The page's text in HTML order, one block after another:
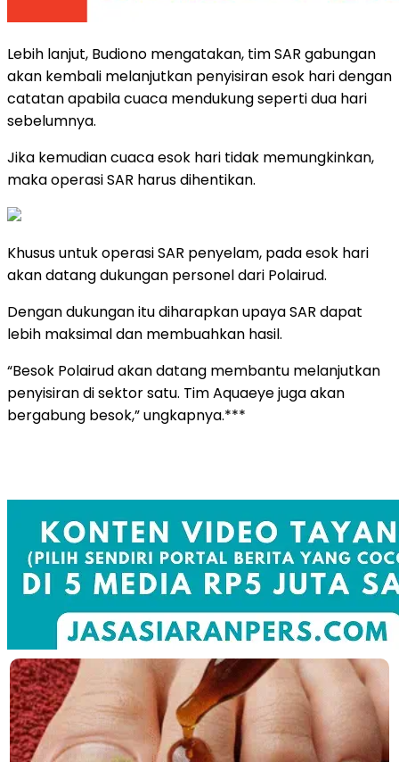
Lebih lanjut, Budiono mengatakan, tim SAR gabungan
akan kembali melanjutkan penyisiran esok hari dengan
catatan apabila cuaca mendukung seperti dua hari
sebelumnya.
Jika kemudian cuaca esok hari tidak memungkinkan,
maka operasi SAR harus dihentikan.
Khusus untuk operasi SAR penyelam, pada esok hari
akan datang dukungan personel dari Polairud.
Dengan dukungan itu diharapkan upaya SAR dapat
lebih maksimal dan membuahkan hasil.
“Besok Polairud akan datang membantu melanjutkan
penyisiran di sektor satu. Tim Aquaeye juga akan
bergabung besok,” ungkapnya.***